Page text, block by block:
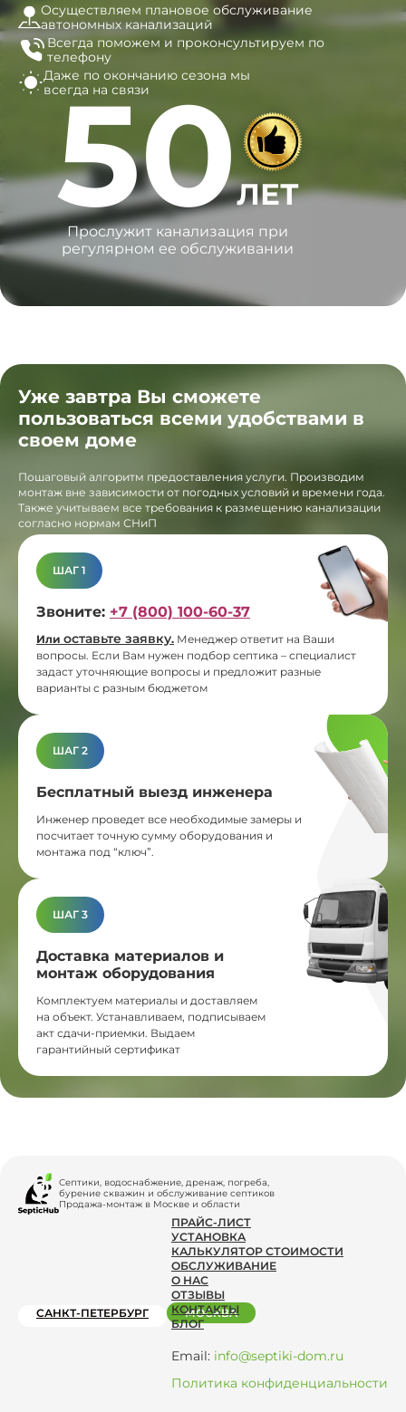
Осуществляем плановое обслуживание
автономных канализаций
Всегда поможем и проконсультируем по
телефону
Даже по окончанию сезона мы
всегда на связи
50ЛЕТ
Прослужит канализация при
регулярном ее обслуживании
Уже завтра Вы сможете
пользоваться всеми удобствами в
своем доме
Пошаговый алгоритм предоставления услуги. Производим
монтаж вне зависимости от погодных условий и времени года.
Также учитываем все требования к размещению канализации
согласно нормам СНиП
ШАГ 1
Звоните: +7 (800) 100-60-37
Или оставьте заявку. Менеджер ответит на Ваши
вопросы. Если Вам нужен подбор септика – специалист
задаст уточняющие вопросы и предложит разные
варианты с разным бюджетом
ШАГ 2
Бесплатный выезд инженера
Инженер проведет все необходимые замеры и
посчитает точную сумму оборудования и
монтажа под “ключ”.
ШАГ 3
Доставка материалов и
монтаж оборудования
Комплектуем материалы и доставляем
на объект. Устанавливаем, подписываем
акт сдачи-приемки. Выдаем
гарантийный сертификат
Септики, водоснабжение, дренаж, погреба,
бурение скважин и обслуживание септиков
Продажа-монтаж в Москве и области
ПРАЙС-ЛИСТ
УСТАНОВКА
КАЛЬКУЛЯТОР СТОИМОСТИ
ОБСЛУЖИВАНИЕ
О НАС
ОТЗЫВЫ
КОНТАКТЫ
БЛОГ
Email: info@septiki-dom.ru
Политика конфиденциальности
САНКТ-ПЕТЕРБУРГ МОСКВА